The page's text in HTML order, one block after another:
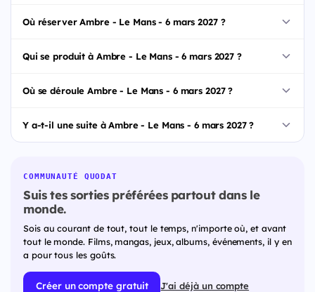
Où réserver Ambre - Le Mans - 6 mars 2027 ?
Qui se produit à Ambre - Le Mans - 6 mars 2027 ?
Où se déroule Ambre - Le Mans - 6 mars 2027 ?
Y a-t-il une suite à Ambre - Le Mans - 6 mars 2027 ?
COMMUNAUTÉ QUODAT
Suis tes sorties préférées partout dans le
monde.
Sois au courant de tout, tout le temps, n'importe où, et avant
tout le monde. Films, mangas, jeux, albums, événements, il y en
a pour tous les goûts.
Créer un compte gratuit J'ai déjà un compte